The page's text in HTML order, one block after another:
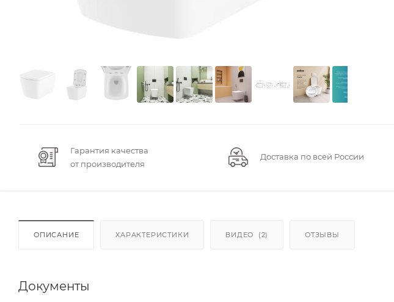
Гарантия качества
от производителя
Доставка по всей России
ОПИСАНИЕ ХАРАКТЕРИСТИКИ ВИДЕО (2) ОТЗЫВЫ
Документы